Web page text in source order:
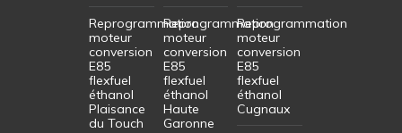
Reprogrammation
moteur
conversion
E85
flexfuel
éthanol
Plaisance
du Touch
Reprogrammation
moteur
conversion
E85
flexfuel
éthanol
Haute
Garonne
Reprogrammation
moteur
conversion
E85
flexfuel
éthanol
Cugnaux